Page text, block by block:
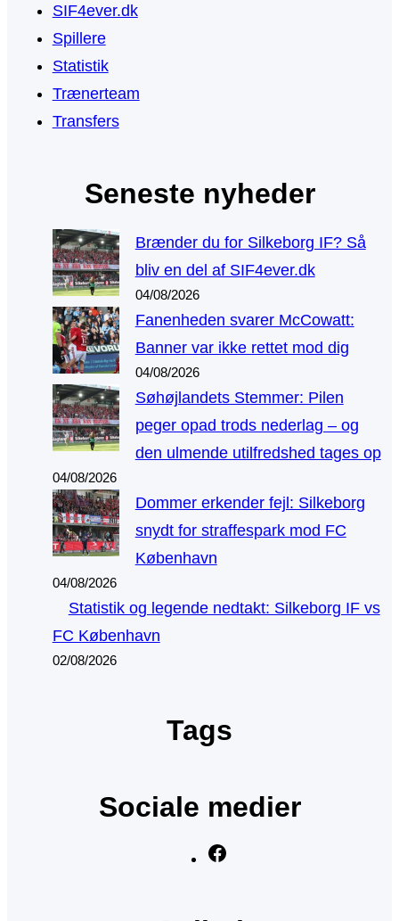
SIF4ever.dk
Spillere
Statistik
Trænerteam
Transfers
Seneste nyheder
Brænder du for Silkeborg IF? Så
bliv en del af SIF4ever.dk
04/08/2026
Fanenheden svarer McCowatt:
Banner var ikke rettet mod dig
04/08/2026
Søhøjlandets Stemmer: Pilen
peger opad trods nederlag – og
den ulmende utilfredshed tages op
04/08/2026
Dommer erkender fejl: Silkeborg
snydt for straffespark mod FC
København
04/08/2026
Statistik og legende nedtakt: Silkeborg IF vs
FC København
02/08/2026
Tags
Sociale medier